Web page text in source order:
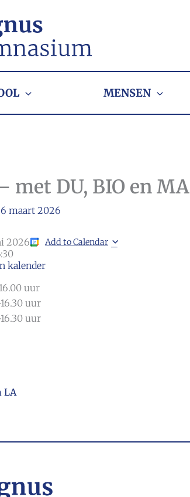
MENSEN
met DU, BIO en MA
maart 2026
2026 Add to Calendar
kalender
uur
uur
uur
LA